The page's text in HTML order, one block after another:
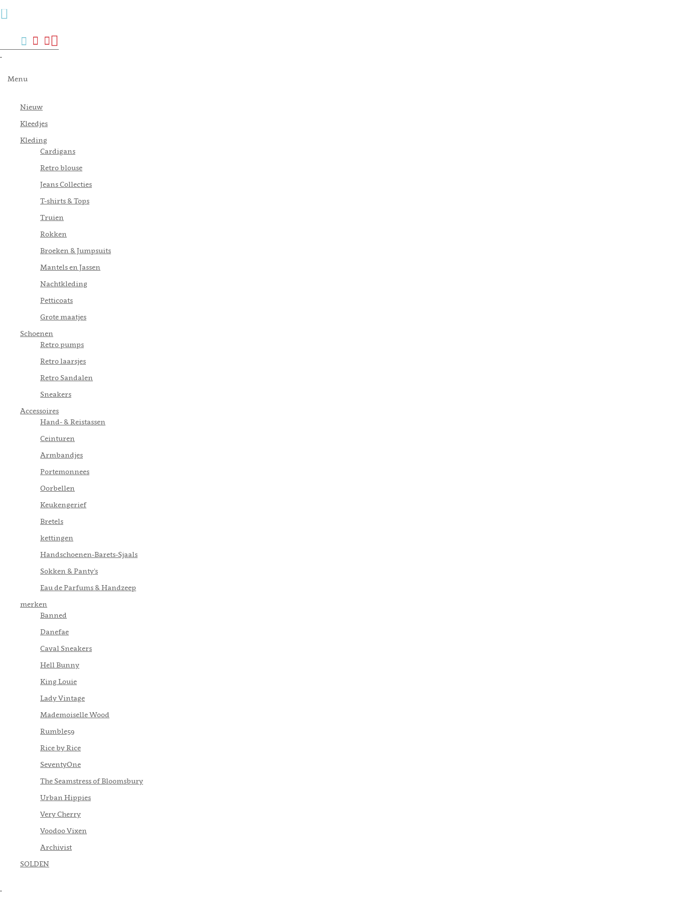
Verlanglijst
Mijn
account
Zoek
.
Menu
Nieuw
Kleedjes
Kleding
Cardigans
Retro blouse
Jeans Collecties
T-shirts & Tops
Truien
Rokken
Broeken & Jumpsuits
Mantels en Jassen
Nachtkleding
Petticoats
Grote maatjes
Schoenen
Retro pumps
Retro laarsjes
Retro Sandalen
Sneakers
Accessoires
Hand- & Reistassen
Ceinturen
Armbandjes
Portemonnees
Oorbellen
Keukengerief
Bretels
kettingen
Handschoenen-Barets-Sjaals
Sokken & Panty's
Eau de Parfums & Handzeep
merken
Banned
Danefae
Caval Sneakers
Hell Bunny
King Louie
Lady Vintage
Mademoiselle Wood
Rumble59
Rice by Rice
SeventyOne
The Seamstress of Bloomsbury
Urban Hippies
Very Cherry
Voodoo Vixen
Archivist
SOLDEN
.